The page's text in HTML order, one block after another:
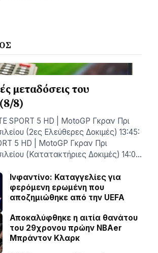
μεταδόσεις του
8)
SPORT 5 HD | MotoGP Γκραν Πρι
(2ες Ελεύθερες Δοκιμές) 13:45:
5 HD | MotoGP Γκραν Πρι
(Κατατακτήριες Δοκιμές) 14:0…
Ινφαντίνο: Καταγγελίες για
φερόμενη ερωμένη που
αποζημιώθηκε από την UEFA
Αποκαλύφθηκε η αιτία θανάτου
του 29χρονου πρώην NBAer
Μπράντον Κλαρκ